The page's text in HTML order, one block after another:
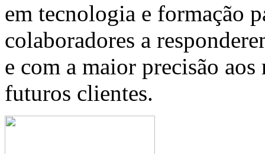
em tecnologia e formação
colaboradores a
e com a maior precisão
futuros clientes.